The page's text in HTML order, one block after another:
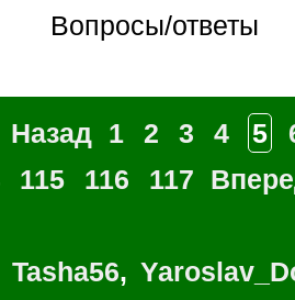
Вопросы/ответы
Назад 1 2 3 4 5
115 116 117
Tasha56,